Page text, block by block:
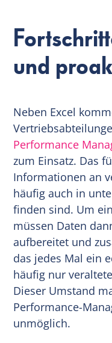
und
Neben Excel
Performance
zum Einsatz. Das
Informationen an
häufig auch in
finden sind. Um
müssen Daten
aufbereitet und
das jedes Mal ein
häufig nur
Dieser Umstand
Performance-
unmöglich.